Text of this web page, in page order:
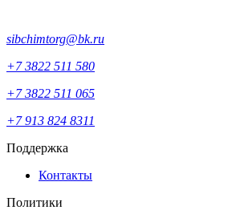
sibchimtorg@bk.ru
+7 3822 511 580
+7 3822 511 065
+7 913 824 8311
Поддержка
Контакты
Политики